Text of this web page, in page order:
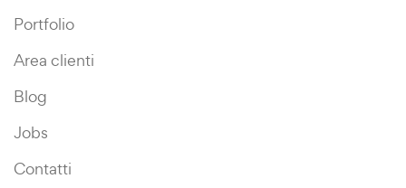
Portfolio
Area clienti
Blog
Jobs
Contatti